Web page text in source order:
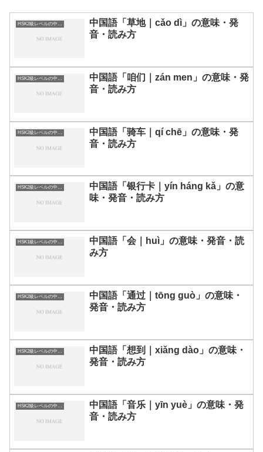
中国語「草地｜cǎo dì」の意味・発
音・読み方
中国語「咱们｜zán men」の意味・発
音・読み方
HSK2級レベルの中国語
中国語「骑车｜qí chē」の意味・発
音・読み方
HSK2級レベルの中国語
中国語「银行卡｜yín háng kǎ」の意
味・発音・読み方
HSK1級レベルの中国語
中国語「会｜huì」の意味・発音・読
み方
HSK2級レベルの中国語
中国語「通过｜tōng guò」の意味・
発音・読み方
HSK2級レベルの中国語
中国語「想到｜xiǎng dào」の意味・
発音・読み方
HSK2級レベルの中国語
中国語「音乐｜yīn yuè」の意味・発
音・読み方